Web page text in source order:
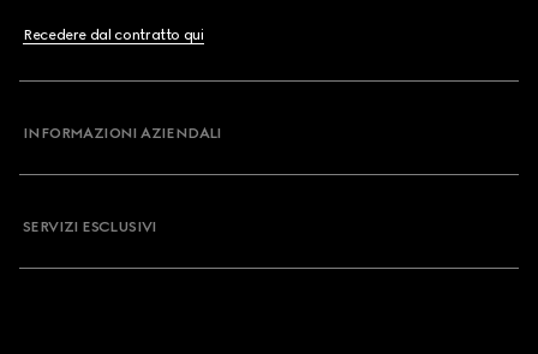
Recedere dal contratto qui
INFORMAZIONI AZIENDALI
SERVIZI ESCLUSIVI